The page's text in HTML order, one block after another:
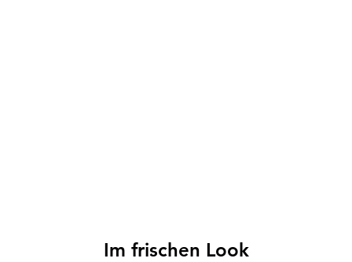
Im frischen Look